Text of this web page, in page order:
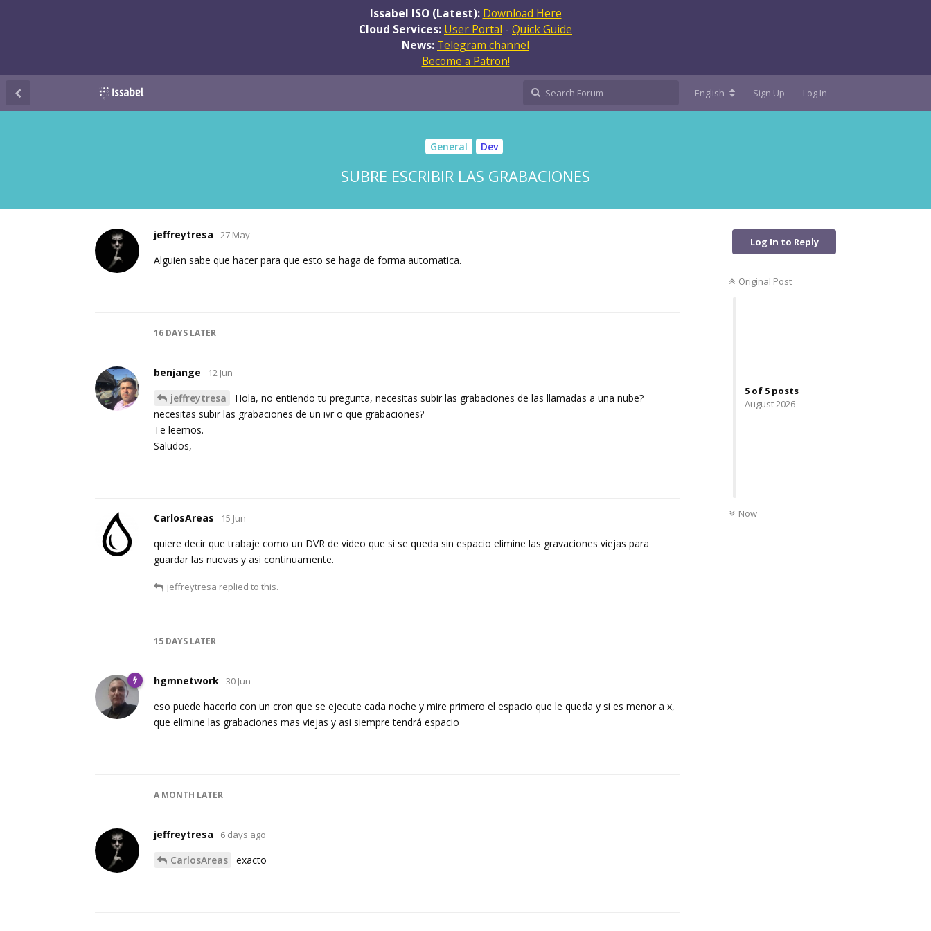
Issabel ISO (Latest): Download Here
Cloud Services: User Portal - Quick Guide
News: Telegram channel
Become a Patron!
English Sign Up Log In
General Dev
SUBRE ESCRIBIR LAS GRABACIONES
Log In to Reply
Original Post
5 of 5 posts
August 2026
Now
jeffreytresa 27 May
Alguien sabe que hacer para que esto se haga de forma automatica.
16 DAYS LATER
benjange 12 Jun
jeffreytresa
Hola, no entiendo tu pregunta, necesitas subir las grabaciones de las llamadas a una nube?
necesitas subir las grabaciones de un ivr o que grabaciones?
Te leemos.
Saludos,
CarlosAreas 15 Jun
quiere decir que trabaje como un DVR de video que si se queda sin espacio elimine las gravaciones viejas para
guardar las nuevas y asi continuamente.
jeffreytresa replied to this.
15 DAYS LATER
hgmnetwork 30 Jun
eso puede hacerlo con un cron que se ejecute cada noche y mire primero el espacio que le queda y si es menor a x,
que elimine las grabaciones mas viejas y asi siempre tendrá espacio
A MONTH LATER
jeffreytresa 6 days ago
CarlosAreas exacto